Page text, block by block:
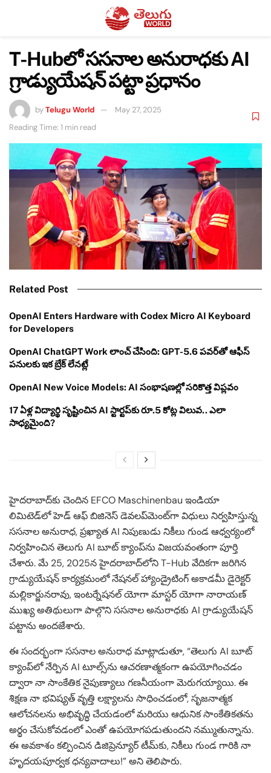
T-Hubలో ససనాల అనురాధకు AI
గ్రాడ్యుయేషన్ పట్టా ప్రధానం
byTelugu World
May 27, 2025
Reading Time: 1 min read
Related Post
OpenAI Enters Hardware with Codex Micro AI Keyboard
for Developers
OpenAI ChatGPT Work లాంచ్ చేసింది: GPT-5.6 పవర్‌తో ఆఫీస్
పనులకు ఇక బ్రేక్ లేనట్లే
OpenAI New Voice Models: AI సంభాషణల్లో సరికొత్త విప్లవం
17 ఏళ్ల విద్యార్థి సృష్టించిన AI స్టార్టప్‌కు రూ.5 కోట్ల విలువ.. ఎలా
సాధ్యమైంది?
హైదరాబాద్‌కు చెందిన EFCO Maschinenbau ఇండియా
లిమిటెడ్‌లో హెడ్ ఆఫ్ బిజినెస్ డెవలప్‌మెంట్‌గా విధులు నిర్వహిస్తున్న
ససనాల అనురాధ, ప్రఖ్యాత AI నిపుణుడు నికీలు గుండ ఆధ్వర్యంలో
నిర్వహించిన తెలుగు AI బూట్ క్యాంప్‌ను విజయవంతంగా పూర్తి
చేశారు. మే 25, 2025న హైదరాబాద్‌లోని T-Hub వేదికగా జరిగిన
గ్రాడ్యుయేషన్ కార్యక్రమంలో నేషనల్ హ్యాండ్రైటింగ్ అకాడమీ డైరెక్టర్
మల్లికార్జునరావు, ఇంటర్నేషనల్ యోగా మాస్టర్ యోగా నారాయణ్
ముఖ్య అతిథులుగా పాల్గొని ససనాల అనురాధకు AI గ్రాడ్యుయేషన్
పట్టాను అందజేశారు.
ఈ సందర్భంగా ససనాల అనురాధ మాట్లాడుతూ, “తెలుగు AI బూట్
క్యాంప్‌లో నేర్పిన AI టూల్స్‌ను ఆచరణాత్మకంగా ఉపయోగించడం
ద్వారా నా సాంకేతిక నైపుణ్యాలు గణనీయంగా మెరుగయ్యాయి. ఈ
శిక్షణ నా భవిష్యత్ వృత్తి లక్ష్యాలను సాధించడంలో, సృజనాత్మక
ఆలోచనలను అభివృద్ధి చేయడంలో మరియు ఆధునిక సాంకేతికతను
అర్థం చేసుకోవడంలో ఎంతో ఉపయోగపడుతుందని నమ్ముతున్నాను.
ఈ అవకాశం కల్పించిన డిజిప్రెన్యూర్ టీమ్‌కు, నికీలు గుండ గారికి నా
హృదయపూర్వక ధన్యవాదాలు!” అని తెలిపారు.